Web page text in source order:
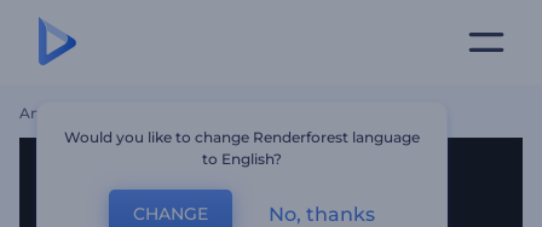
Ana Sayfa
Would you like to change Renderforest language
to English?
CHANGE No, thanks